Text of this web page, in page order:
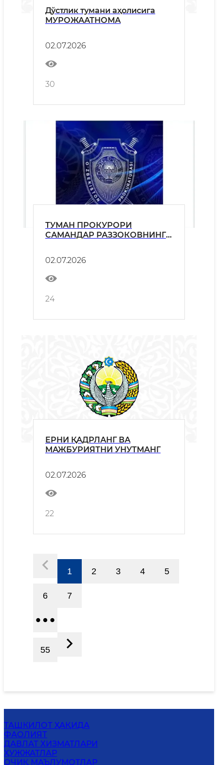
Дўстлик тумани аҳолисига
МУРОЖААТНОМА
02.07.2026
30
ТУМАН ПРОКУРОРИ
САМАНДАР РАЗЗОКОВНИНГ
02.07.2026
24
ЕРНИ ҚАДРЛАНГ ВА
МАЖБУРИЯТНИ УНУТМАНГ
02.07.2026
22
1 2 3 4 5
6 7
55
ТАШКИЛОТ ҲАҚИДА
ФАОЛИЯТ
ДАВЛАТ ХИЗМАТЛАРИ
ҲУЖЖАТЛАР
ОЧИҚ МАЪЛУМОТЛАР